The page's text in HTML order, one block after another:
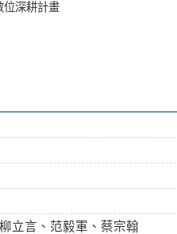
位深耕計畫
立言、范毅軍、蔡宗翰